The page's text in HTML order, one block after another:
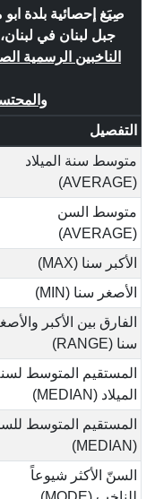
صِيَغ إحصائية بلدة
جبل لبنان في
الناخبين الرسمية
التفصيل
متوسط سنة الميلاد
(AVERAGE)
متوسط السن
(AVERAGE)
الأكبر سنا (MAX)
الأصغر سنا (MIN)
الفارق بين الأكبر
سنا (RANGE)
المستقيم المتوسط
الميلاد (MEDIAN)
المستقيم المتوسط
(MEDIAN)
السنّ الأكثر شيوعاً